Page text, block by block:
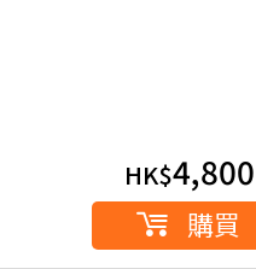
HK$
購買